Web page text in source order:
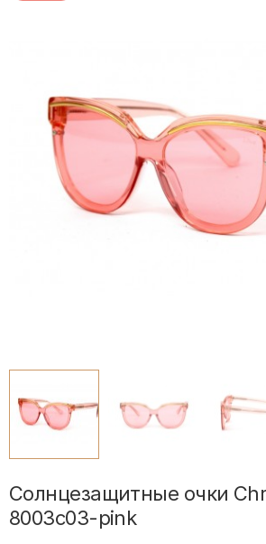
Солнцезащитные очки
8003c03-pink